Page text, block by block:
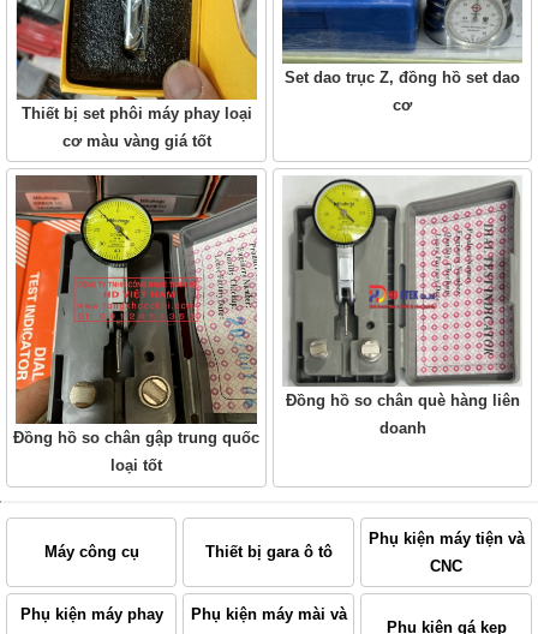
Thiết bị set phôi máy phay loại
cơ màu vàng giá tốt
Set dao trục Z, đồng hồ set dao
cơ
Đồng hồ so chân gập trung quốc
loại tốt
Đồng hồ so chân què hàng liên
doanh
Máy công cụ Thiết bị gara ô tô
Phụ kiện máy tiện và
CNC
Phụ kiện máy phay
Phụ kiện máy mài và
Phụ kiện gá kẹp